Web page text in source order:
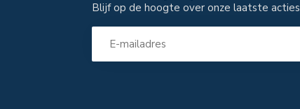
Blijf op de hoogte over onze laatste acties